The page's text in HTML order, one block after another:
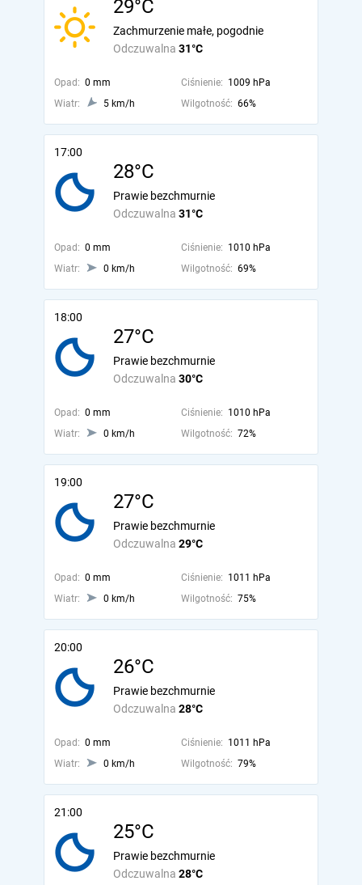
29°C
Odczuwalna 31°C
Zachmurzenie małe, pogodnie
Opad: 0 mm Ciśnienie: 1009 hPa
Wiatr:
5 km/h Wilgotność: 66%
17:00
28°C
Odczuwalna 31°C
Prawie bezchmurnie
Opad: 0 mm Ciśnienie: 1010 hPa
Wiatr:
0 km/h Wilgotność: 69%
18:00
27°C
Odczuwalna 30°C
Prawie bezchmurnie
Opad: 0 mm Ciśnienie: 1010 hPa
Wiatr:
0 km/h Wilgotność: 72%
19:00
27°C
Odczuwalna 29°C
Prawie bezchmurnie
Opad: 0 mm Ciśnienie: 1011 hPa
Wiatr:
0 km/h Wilgotność: 75%
20:00
26°C
Odczuwalna 28°C
Prawie bezchmurnie
Opad: 0 mm Ciśnienie: 1011 hPa
Wiatr:
0 km/h Wilgotność: 79%
21:00
25°C
Odczuwalna 28°C
Prawie bezchmurnie